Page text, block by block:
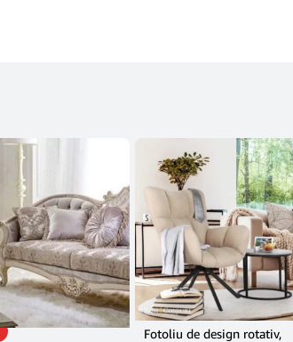
Fotoliu de design rotativ,